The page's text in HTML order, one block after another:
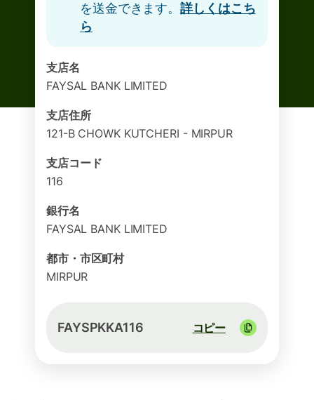
を送金できます。詳しくはこち
ら
支店名
FAYSAL BANK LIMITED
支店住所
121-B CHOWK KUTCHERI - MIRPUR
支店コード
116
銀行名
FAYSAL BANK LIMITED
都市・市区町村
MIRPUR
FAYSPKKA116 コピー